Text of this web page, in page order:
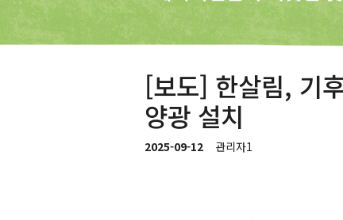
[보도] 한살림, 기
양광 설치
2025-09-12 관리자1